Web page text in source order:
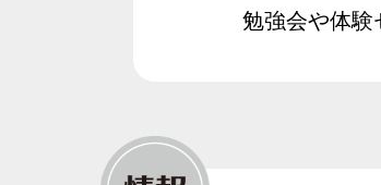
勉強会や体験